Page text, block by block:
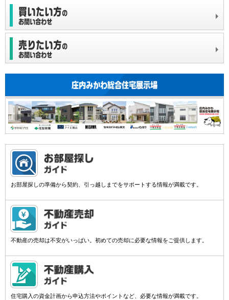
お部屋探しの準備から契約、引っ越しまでをサポートする情報が満載です。
不動産の売却は不安がいっぱい。初めての売却に必要な情報をご提供します。
住宅購入の資金計画から申込方法やポイントなど、必要な情報が満載です。